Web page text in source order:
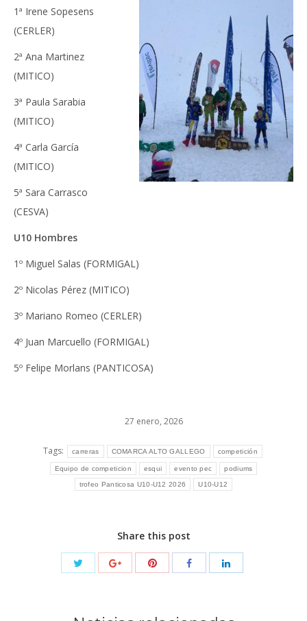
1ª Irene Sopesens
(CERLER)
2ª Ana Martinez
(MITICO)
3ª Paula Sarabia
(MITICO)
4ª Carla García
(MITICO)
5ª Sara Carrasco
(CESVA)
U10 Hombres
1º Miguel Salas (FORMIGAL)
2º Nicolas Pérez (MITICO)
3º Mariano Romeo (CERLER)
4º Juan Marcuello (FORMIGAL)
5º Felipe Morlans (PANTICOSA)
27 enero, 2026
Tags: carreras COMARCA ALTO GALLEGO competición
Equipo de competicion esqui evento pec podiums
trofeo Panticosa U10-U12 2026 U10-U12
Share this post